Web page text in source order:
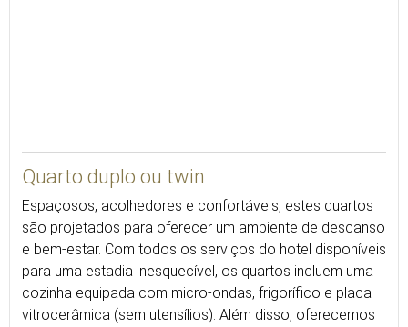
Quarto duplo ou twin
Espaçosos, acolhedores e confortáveis, estes quartos
são projetados para oferecer um ambiente de descanso
e bem-estar. Com todos os serviços do hotel disponíveis
para uma estadia inesquecível, os quartos incluem uma
cozinha equipada com micro-ondas, frigorífico e placa
vitrocerâmica (sem utensílios). Além disso, oferecemos